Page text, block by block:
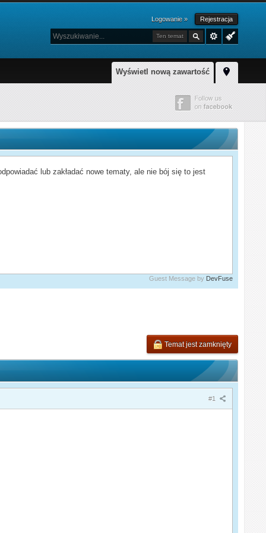
Logowanie » Rejestracja
Ten temat
Wyświetl nową zawartość
lub zakładać nowe tematy, ale nie bój się to jest
Guest Message by DevFuse
Temat jest zamknięty
#1